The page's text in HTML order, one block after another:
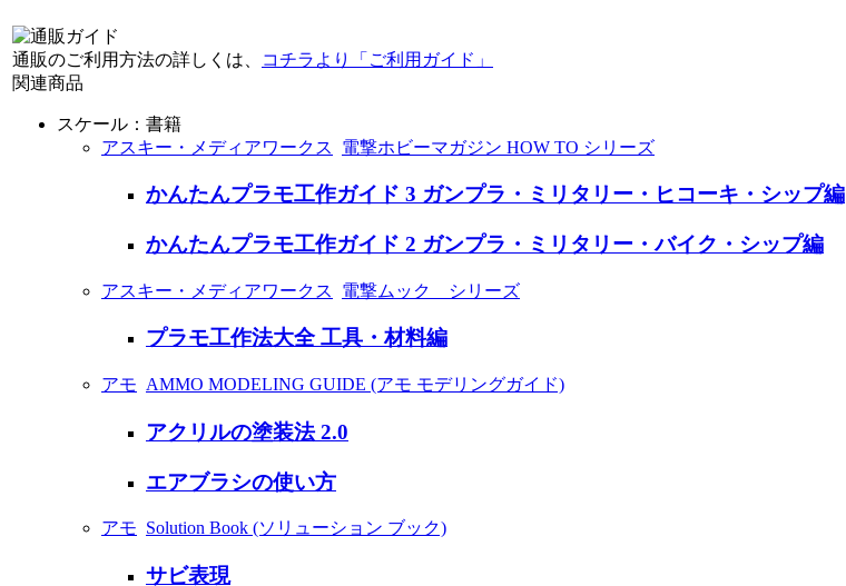
通販のご利用方法の詳しくは、
コチラより「ご利用ガイド」
関連商品
スケール：書籍
アスキー・メディアワークス
電撃ホビーマガジン HOW TO シリーズ
かんたんプラモ工作ガイド 3 ガンプラ・ミリタリー・ヒコーキ・シップ編
かんたんプラモ工作ガイド 2 ガンプラ・ミリタリー・バイク・シップ編
アスキー・メディアワークス 電撃ムック シリーズ
プラモ工作法大全 工具・材料編
アモ AMMO MODELING GUIDE (アモ モデリングガイド)
アクリルの塗装法 2.0
エアブラシの使い方
アモ Solution Book (ソリューション ブック)
サビ表現